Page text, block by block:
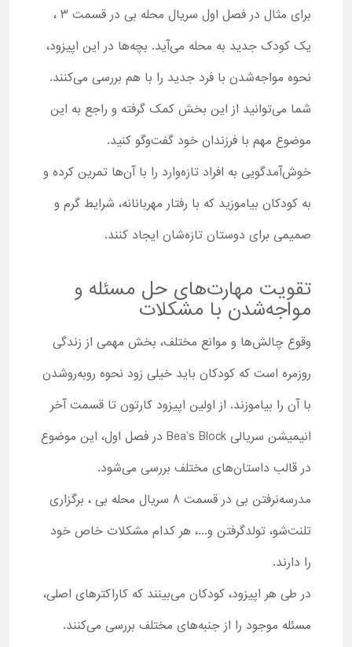
برای مثال در فصل اول سریال محله بی در قسمت 3 ،
یک کودک جدید به محله می‌آید. بچه‌ها در این اپیزود،
نحوه مواجه‌شدن با فرد جدید را با هم بررسی می‌کنند.
شما می‌توانید از این بخش کمک گرفته و راجع به این
موضوع مهم با فرزندان خود گفت‌وگو کنید.
خوش‌آمدگویی به افراد تازه‌وارد را با آن‌ها تمرین کرده و
به کودکان بیاموزید که با رفتار مهربانانه، شرایط گرم و
صمیمی برای دوستان تازه‌شان ایجاد کنند.
تقویت مهارت‌های حل مسئله و
مواجه‌شدن با مشکلات
وقوع چالش‌ها و موانع مختلف، بخش مهمی از زندگی
روزمره است که کودکان باید خیلی زود نحوه روبه‌روشدن
با آن را بیاموزند. از اولین اپیزود کارتون تا قسمت آخر
انیمیشن سریالی Bea’s Block در فصل اول، این موضوع
در قالب داستان‌های مختلف بررسی می‌شود.
مدرسه‌نرفتن بی در قسمت 8 سریال محله بی ، برگزاری
تلنت‌شو، تولدگرفتن و...، هر کدام مشکلات خاص خود
را دارند.
در طی هر اپیزود، کودکان می‌بینند که کاراکترهای اصلی،
مسئله موجود را از جنبه‌های مختلف بررسی می‌کنند.